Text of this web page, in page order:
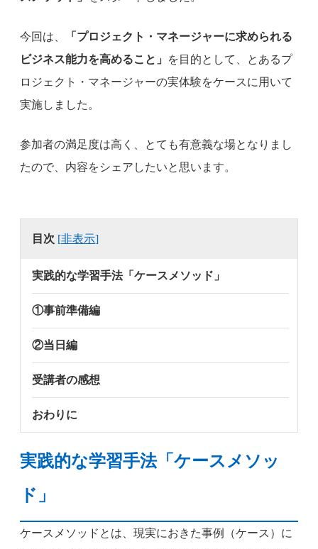
今回は、
「プロジェクト・マネージャーに求められる
ビジネス能力を高めること」
を目的として、とあるプ
ロジェクト・マネージャーの実体験をケースに用いて
実施しました。
参加者の満足度は高く、とても有意義な場となりまし
たので、内容をシェアしたいと思います。
目次 [非表示]
実践的な学習手法「ケースメソッド」
①事前準備編
②当日編
受講者の感想
おわりに
実践的な学習手法「ケースメソッ
ド」
ケースメソッドとは、現実におきた事例（ケース）に